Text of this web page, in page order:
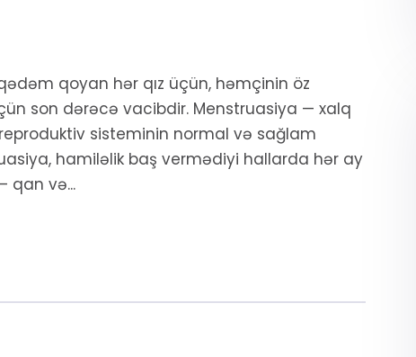
qoyan hər qız üçün, həmçinin öz
son dərəcə vacibdir. Menstruasiya — xalq
reproduktiv sisteminin normal və sağlam
hamiləlik baş vermədiyi hallarda hər ay
qan və...